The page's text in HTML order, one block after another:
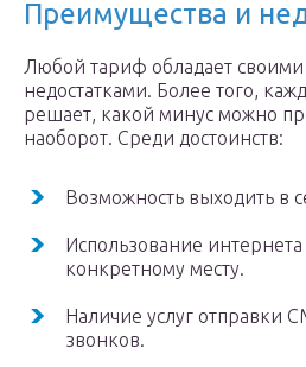
Преимущества и
Любой тариф обладает
недостатками. Более того,
решает, какой минус можно
наоборот. Среди достоинств:
Возможность выходить в
Использование
конкретному месту.
Наличие услуг отправки
звонков.